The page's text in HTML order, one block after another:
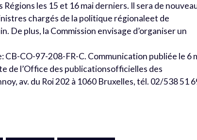
les 15 et 16 mai derniers. Il sera de
chargés de la politique régionaleet de
De plus, la Commission envisage d’organiser un
CB-CO-97-208-FR-C. Communication publiée le 6
de l’Office des publicationsofficielles des
av. du Roi 202 à 1060 Bruxelles, tél. 02/538 51